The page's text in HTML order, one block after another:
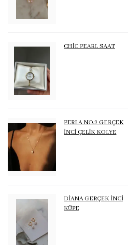
CHİC PEARL SAAT
PERLA NO:2 GERÇEK
İNCİ ÇELİK KOLYE
DİANA GERÇEK İNCİ
KÜPE